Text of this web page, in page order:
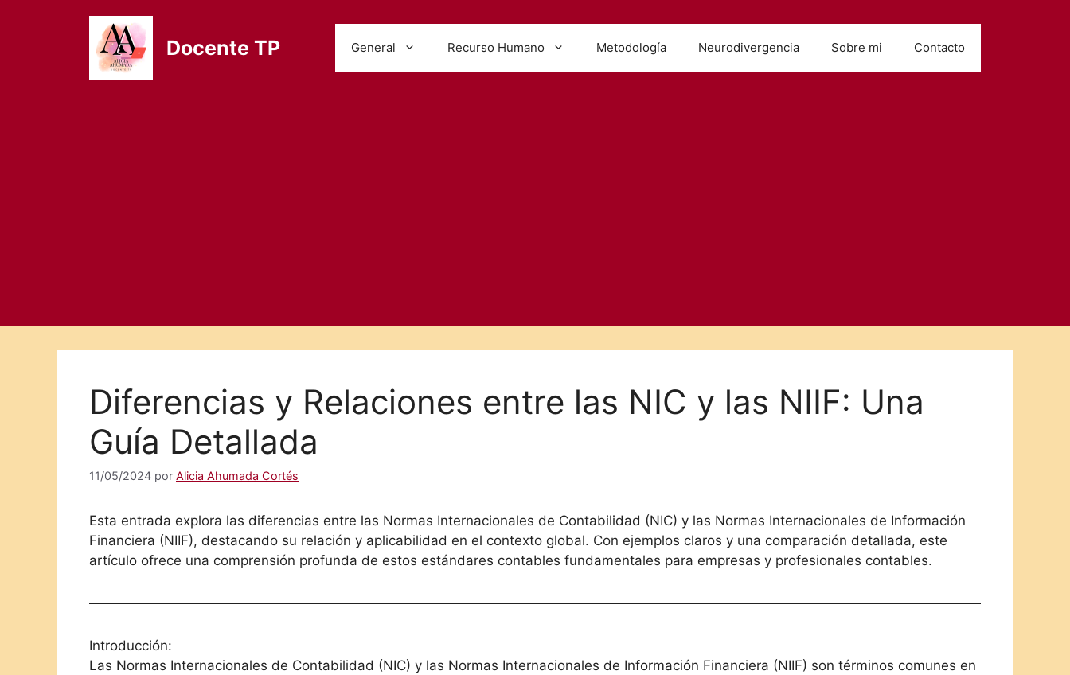
Docente TP General Recurso Humano Metodología Neurodivergencia Sobre mi Contacto
Diferencias y Relaciones entre las NIC y las NIIF: Una
Guía Detallada
11/05/2024 por Alicia Ahumada Cortés
Esta entrada explora las diferencias entre las Normas Internacionales de Contabilidad (NIC) y las Normas Internacionales de Información
Financiera (NIIF), destacando su relación y aplicabilidad en el contexto global. Con ejemplos claros y una comparación detallada, este
artículo ofrece una comprensión profunda de estos estándares contables fundamentales para empresas y profesionales contables.
Introducción:
Las Normas Internacionales de Contabilidad (NIC) y las Normas Internacionales de Información Financiera (NIIF) son términos comunes en